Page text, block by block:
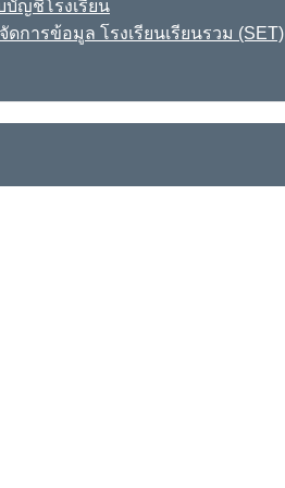
บัญชีโรงเรียน
ดการข้อมูล โรงเรียนเรียนรวม (SET)